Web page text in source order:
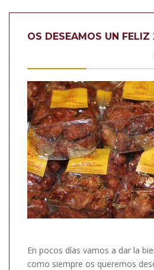
OS DESEAMOS UN FELIZ
En pocos días vamos a dar la
como siempre os queremos